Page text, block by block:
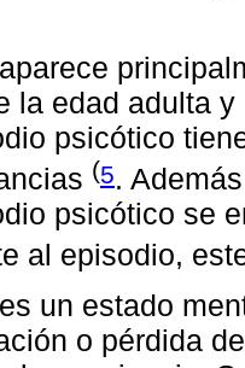
la edad adulta
psicótico
(5.
psicótico se
al episodio,
un estado
o pérdida